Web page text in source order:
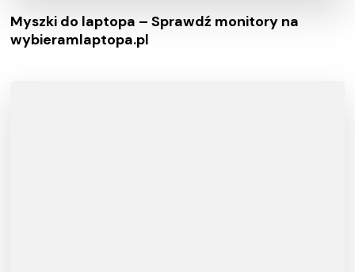
Myszki do laptopa – Sprawdź monitory na
wybieramlaptopa.pl